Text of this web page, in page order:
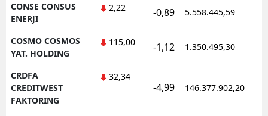
CONSE CONSUS
ENERJI
2,22 -0,89 5.558.445,59
COSMO COSMOS
YAT. HOLDING
115,00 -1,12 1.350.495,30
CRDFA
CREDITWEST
FAKTORING
32,34
-4,99 146.377.902,20